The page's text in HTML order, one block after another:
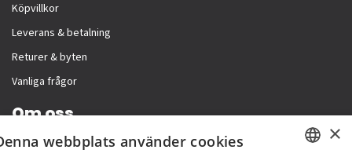
Köpvillkor
Leverans & betalning
Returer & byten
Vanliga frågor
Om oss
Företagsinformation
×
webbplats använder cookies